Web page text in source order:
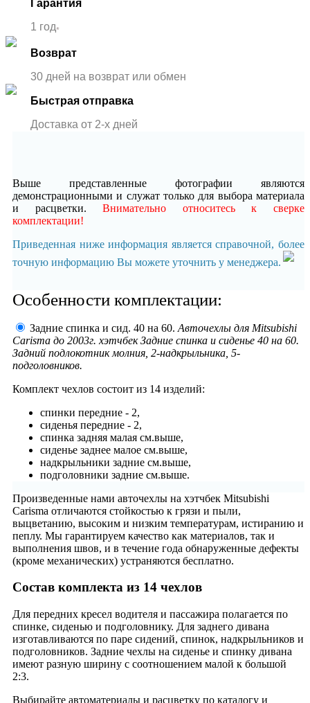
Гарантия
1 год*
Возврат
30 дней на возврат или обмен
Быстрая отправка
Доставка от 2-x дней
Выше представленные фотографии являются
демонстрационными и служат только для выбора материала
и расцветки.Внимательно относитесь к сверке
комплектации!
Приведенная ниже информация является справочной, более
точную информацию Вы можете уточнить у менеджера.
Особенности комплектации:
Задние спинка и сид. 40 на 60. Авточехлы для Mitsubishi
Carisma до 2003г. хэтчбек Задние спинка и сиденье 40 на 60.
Задний подлокотник молния, 2-надкрыльника, 5-
подголовников.
Комплект чехлов состоит из 14 изделий:
спинки передние - 2,
сиденья передние - 2,
спинка задняя малая см.выше,
сиденье заднее малое см.выше,
надкрыльники задние см.выше,
подголовники задние см.выше.
Произведенные нами авточехлы на хэтчбек Mitsubishi
Carisma отличаются стойкостью к грязи и пыли,
выцветанию, высоким и низким температурам, истиранию и
пеплу. Мы гарантируем качество как материалов, так и
выполнения швов, и в течение года обнаруженные дефекты
(кроме механических) устраняются бесплатно.
Состав комплекта из 14 чехлов
Для передних кресел водителя и пассажира полагается по
спинке, сиденью и подголовнику. Для заднего дивана
изготавливаются по паре сидений, спинок, надкрыльников и
подголовников. Задние чехлы на сиденье и спинку дивана
имеют разную ширину с соотношением малой к большой
2:3.
Выбирайте автоматериалы и расцветку по каталогу и